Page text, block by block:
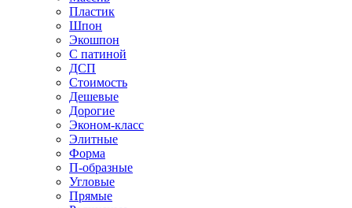
Пластик
Шпон
Экошпон
С патиной
ДСП
Стоимость
Дешевые
Дорогие
Эконом-класс
Элитные
Форма
П-образные
Угловые
Прямые